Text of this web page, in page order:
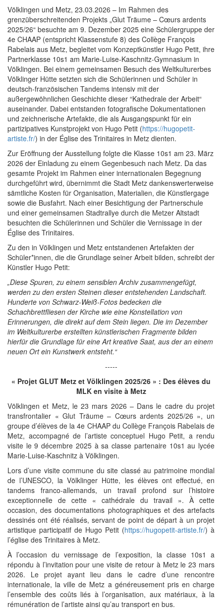
Völklingen und Metz, 23.03.2026 – Im Rahmen des
grenzüberschreitenden Projekts „Glut Träume – Cœurs ardents
2025/26“ besuchte am 9. Dezember 2025 eine Schülergruppe der
4e CHAAP (entspricht Klassenstufe 8) des Collège François
Rabelais aus Metz, begleitet vom Konzeptkünstler Hugo Petit, ihre
Partnerklasse 10s1 am Marie-Luise-Kaschnitz-Gymnasium in
Völklingen. Bei einem gemeinsamen Besuch des Weltkulturerbes
Völklinger Hütte setzten sich die Schülerinnen und Schüler in
deutsch-französischen Tandems intensiv mit der
außergewöhnlichen Geschichte dieser “Kathedrale der Arbeit“
auseinander. Dabei entstanden fotografische Dokumentationen
und zeichnerische Artefakte, die als Ausgangspunkt für ein
partizipatives Kunstprojekt von Hugo Petit (https://hugopetit-
artiste.fr/) in der Église des Trinitaires in Metz dienten.
Zur Eröffnung der Ausstellung folgte die Klasse 10s1 am 23. März
2026 der Einladung zu einem Gegenbesuch nach Metz. Da das
gesamte Projekt im Rahmen einer internationalen Begegnung
durchgeführt wird, übernimmt die Stadt Metz dankenswerterweise
sämtliche Kosten für Organisation, Materialien, die Künstlergage
sowie die Busfahrt. Nach einer Besichtigung der Partnerschule
und einer gemeinsamen Stadtrallye durch die Metzer Altstadt
besuchten die Schülerinnen und Schüler die Vernissage in der
Église des Trinitaires.
Zu den in Völklingen und Metz entstandenen Artefakten der
Schüler*innen, die die Grundlage seiner Arbeit bilden, schreibt der
Künstler Hugo Petit:
„Diese Spuren, zu einem sensiblen Archiv zusammengefügt,
werden zu den ersten Steinen dieser entstehenden Landschaft.
Hunderte von Schwarz-Weiß-Fotos bedecken die
Schachbrettfliesen der Kirche wie eine Konstellation von
Erinnerungen, die direkt auf dem Stein liegen. Die im Dezember
im Weltkulturerbe erstellten künstlerischen Fragmente bilden
hierfür die Grundlage für eine Art kreative Saat, aus der an einem
neuen Ort ein Kunstwerk entsteht.“
-----
« Projet GLUT Metz et Völklingen 2025/26 » : Des élèves du
MLK en visite à Metz
Völklingen et Metz, le 23 mars 2026 – Dans le cadre du projet
transfrontalier « Glut Träume – Cœurs ardents 2025/26 », un
groupe d’élèves de la 4e CHAAP du Collège François Rabelais de
Metz, accompagné de l’artiste conceptuel Hugo Petit, a rendu
visite le 9 décembre 2025 à sa classe partenaire 10s1 au lycée
Marie-Luise-Kaschnitz à Völklingen.
Lors d’une visite commune du site classé au patrimoine mondial
de l’UNESCO, la Völklinger Hütte, les élèves ont effectué, en
tandems franco-allemands, un travail profond sur l’histoire
exceptionnelle de cette « cathédrale du travail ». À cette
occasion, des documentations photographiques et des artefacts
dessinés ont été réalisés, servant de point de départ à un projet
artistique participatif de Hugo Petit (https://hugopetit-artiste.fr/) à
l’église des Trinitaires à Metz.
À l’occasion du vernissage de l’exposition, la classe 10s1 a
répondu à l’invitation pour une visite de retour à Metz le 23 mars
2026. Le projet ayant lieu dans le cadre d’une rencontre
internationale, la ville de Metz a généreusement pris en charge
l’ensemble des coûts liés à l’organisation, aux matériaux, à la
rémunération de l’artiste ainsi qu’au transport en bus.